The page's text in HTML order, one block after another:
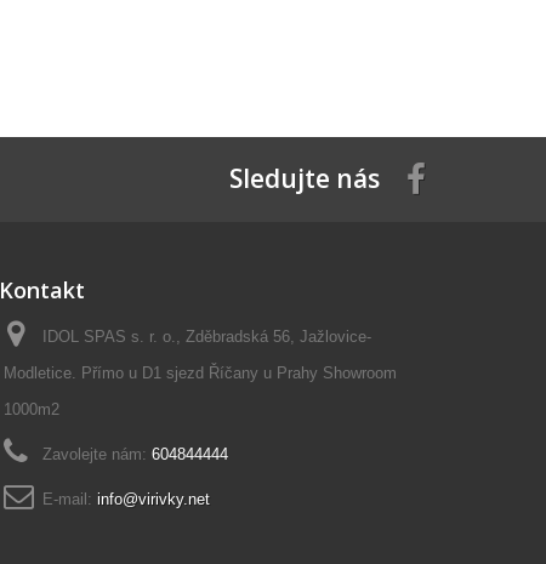
Sledujte nás
Kontakt
IDOL SPAS s. r. o., Zděbradská 56, Jažlovice-
Modletice. Přímo u D1 sjezd Říčany u Prahy Showroom
1000m2
Zavolejte nám: 604844444
E-mail: info@virivky.net